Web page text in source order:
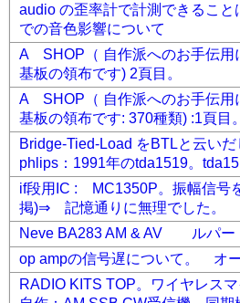
audio の歪率計で計測できるこ
での音色影響について
A SHOP（ 自作派へのお手伝用
基板の領布です) 2頁目。
A SHOP（ 自作派へのお手伝用
基板の領布です: 370種類) :1頁目
Bridge-Tied-Load をBTLと云い
phlips：1991年のtda1519。
if段用IC : MC1350P。振幅信号
掲)⇒ 記憶通りに無理でした。
Neve BA283 AM & AV ルパー
op ampの信号遅について。 オ
RADIO KITS TOP。ワイヤレス